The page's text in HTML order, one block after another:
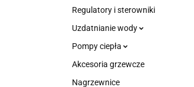
Regulatory i sterowniki
Uzdatnianie wody
Pompy ciepła
Akcesoria grzewcze
Nagrzewnice